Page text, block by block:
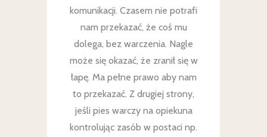
komunikacji. Czasem nie potrafi
nam przekazać, że coś mu
dolega, bez warczenia. Nagle
może się okazać, że zranił się w
łapę. Ma pełne prawo aby nam
to przekazać. Z drugiej strony,
jeśli pies warczy na opiekuna
kontrolując zasób w postaci np.